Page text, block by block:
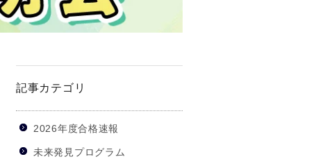
記事カテゴリ
2026年度合格速報
未来発見プログラム